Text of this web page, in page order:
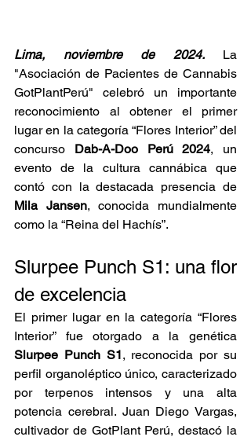
Lima, noviembre de 2024.
La
"Asociación de Pacientes de Cannabis
GotPlantPerú" celebró un importante
reconocimiento al obtener el primer
lugar en la categoría “Flores Interior” del
concurso Dab-A-Doo Perú 2024, un
evento de la cultura cannábica que
Mila Jansen, conocida mundialmente
como la “Reina del Hachís”.
Slurpee Punch S1: una flor
de excelencia
El primer lugar en la categoría “Flores
Slurpee Punch S1, reconocida por su
perfil organoléptico único, caracterizado
por terpenos intensos y una alta
potencia cerebral. Juan Diego Vargas,
cultivador de GotPlant Perú, destacó la